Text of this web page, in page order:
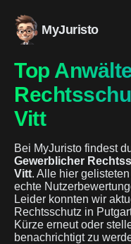
MyJuristo
Top
Vitt
Bei MyJuristo findest
Gewerblicher
Vitt. Alle hier
echte
Leider konnten wir
Rechtsschutz in
Kürze erneut oder
benachrichtigt zu